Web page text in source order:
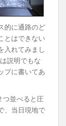
的に通路のど
とはできない
入れてみまし
説明でもな
プに書いてあ
つ並べると圧
、当日現地で